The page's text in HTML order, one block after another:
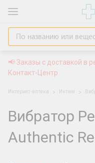
📢 Заказы с доставкой в
Контакт-Центр
Интернет-аптека Интим
Вибратор
Authentic